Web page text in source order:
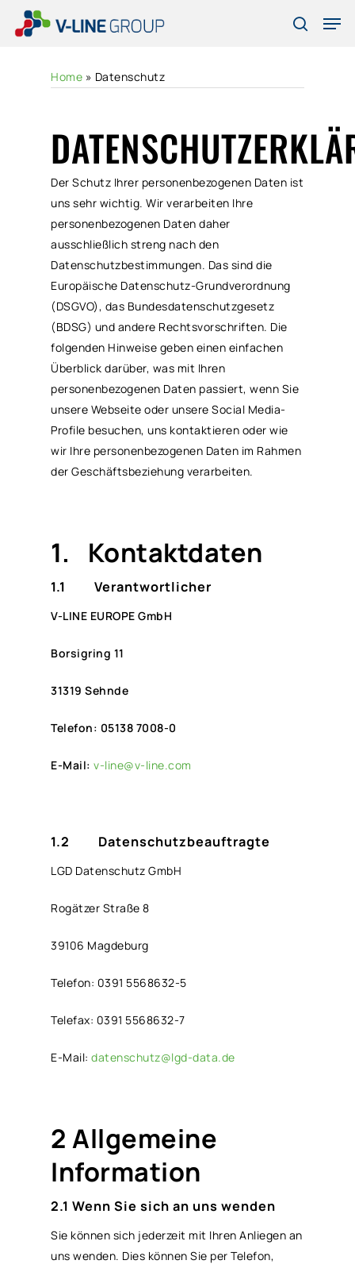
search
Home » Datenschutz
Der Schutz Ihrer personenbezogenen Daten ist
uns sehr wichtig. Wir verarbeiten Ihre
personenbezogenen Daten daher
ausschließlich streng nach den
Datenschutzbestimmungen. Das sind die
Europäische Datenschutz-Grundverordnung
(DSGVO), das Bundesdatenschutzgesetz
(BDSG) und andere Rechtsvorschriften. Die
folgenden Hinweise geben einen einfachen
Überblick darüber, was mit Ihren
personenbezogenen Daten passiert, wenn Sie
unsere Webseite oder unsere Social Media-
Profile besuchen, uns kontaktieren oder wie
wir Ihre personenbezogenen Daten im Rahmen
der Geschäftsbeziehung verarbeiten.
1. Kontaktdaten
1.1 Verantwortlicher
V-LINE EUROPE GmbH
Borsigring 11
31319 Sehnde
Telefon: 05138 7008-0
E-Mail:v-line@v-line.com
1.2 Datenschutzbeauftragte
LGD Datenschutz GmbH
Rogätzer Straße 8
39106 Magdeburg
Telefon: 0391 5568632-5
Telefax: 0391 5568632-7
E-Mail:datenschutz@lgd-data.de
2 Allgemeine
Information
2.1 Wenn Sie sich an uns wenden
Sie können sich jederzeit mit Ihren Anliegen an
uns wenden. Dies können Sie per Telefon,